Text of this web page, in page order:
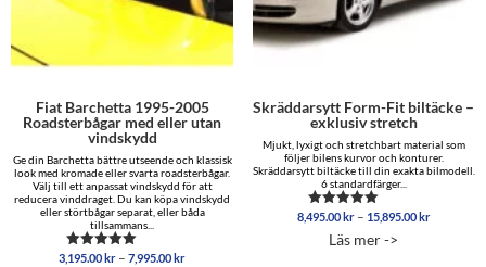
Fiat Barchetta 1995-2005
Roadsterbågar med eller utan
vindskydd
Ge din Barchetta bättre utseende och klassisk
look med kromade eller svarta roadsterbågar.
Välj till ett anpassat vindskydd för att
reducera vinddraget. Du kan köpa vindskydd
eller störtbågar separat, eller båda
tillsammans...
Betygsatt
3,195.00kr – 7,995.00krPrisintervall:
Skräddarsytt Form-Fit biltäcke –
exklusiv stretch
Mjukt, lyxigt och stretchbart material som
följer bilens kurvor och konturer.
Skräddarsytt biltäcke till din exakta bilmodell.
6 standardfärger...
Betygsatt
av 5
8,495.00kr – 15,895.00kr
Läs mer ->